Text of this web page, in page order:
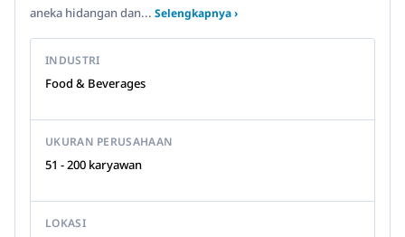
aneka hidangan dan... Selengkapnya ›
INDUSTRI
Food & Beverages
UKURAN PERUSAHAAN
51 - 200 karyawan
LOKASI